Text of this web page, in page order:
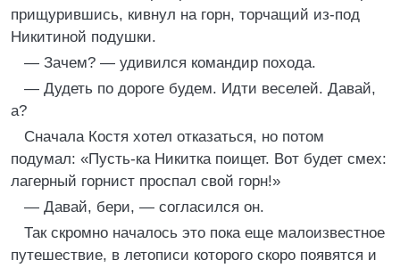
прищурившись, кивнул на горн, торчащий из-под
Никитиной подушки.
— Зачем? — удивился командир похода.
— Дудеть по дороге будем. Идти веселей. Давай,
а?
Сначала Костя хотел отказаться, но потом
подумал: «Пусть-ка Никитка поищет. Вот будет смех:
лагерный горнист проспал свой горн!»
— Давай, бери, — согласился он.
Так скромно началось это пока еще малоизвестное
путешествие, в летописи которого скоро появятся и